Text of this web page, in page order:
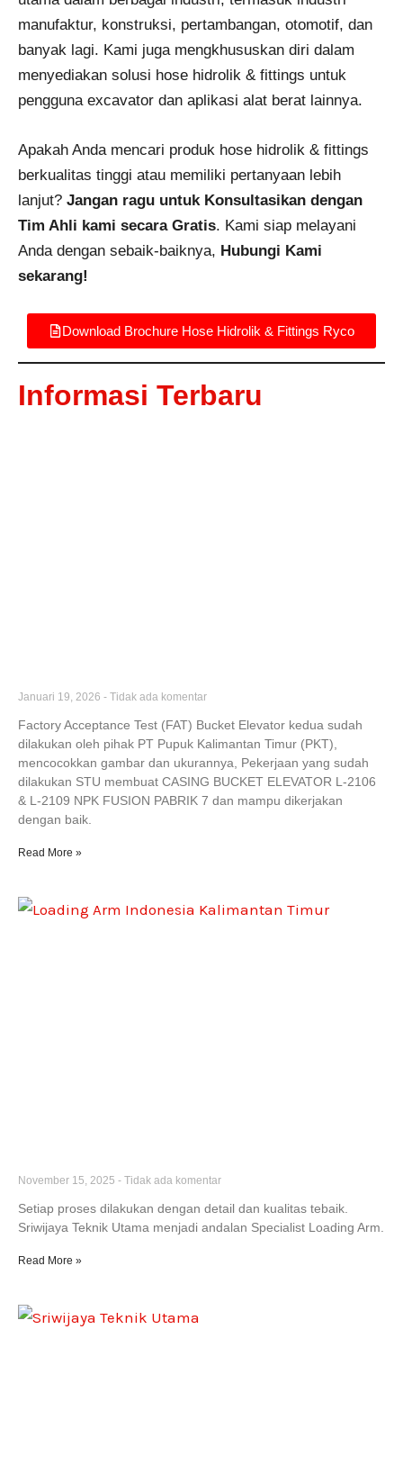
manufaktur, konstruksi, pertambangan, otomotif, dan
banyak lagi. Kami juga mengkhususkan diri dalam
menyediakan solusi hose hidrolik & fittings untuk
pengguna excavator dan aplikasi alat berat lainnya.
Apakah Anda mencari produk hose hidrolik & fittings
berkualitas tinggi atau memiliki pertanyaan lebih
lanjut? Jangan ragu untuk Konsultasikan dengan
Tim Ahli kami secara Gratis. Kami siap melayani
Anda dengan sebaik-baiknya, Hubungi Kami
sekarang!
Download Brochure Hose Hidrolik & Fittings Ryco
Informasi Terbaru
Januari 19, 2026 Tidak ada komentar
Factory Acceptance Test (FAT) Bucket Elevator kedua sudah
dilakukan oleh pihak PT Pupuk Kalimantan Timur (PKT),
mencocokkan gambar dan ukurannya, Pekerjaan yang sudah
dilakukan STU membuat CASING BUCKET ELEVATOR L-2106
& L-2109 NPK FUSION PABRIK 7 dan mampu dikerjakan
dengan baik.
Read More »
November 15, 2025 Tidak ada komentar
Setiap proses dilakukan dengan detail dan kualitas tebaik.
Sriwijaya Teknik Utama menjadi andalan Specialist Loading Arm.
Read More »